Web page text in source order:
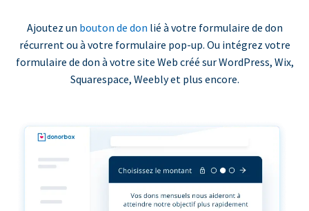
Ajoutez un bouton de don lié à votre formulaire de don
récurrent ou à votre formulaire pop-up. Ou intégrez votre
formulaire de don à votre site Web créé sur WordPress, Wix,
Squarespace, Weebly et plus encore.